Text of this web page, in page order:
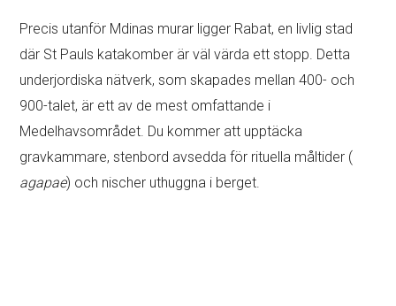
Precis utanför Mdinas murar ligger Rabat, en livlig stad
där St Pauls katakomber är väl värda ett stopp. Detta
underjordiska nätverk, som skapades mellan 400- och
900-talet, är ett av de mest omfattande i
Medelhavsområdet. Du kommer att upptäcka
gravkammare, stenbord avsedda för rituella måltider (
agapae) och nischer uthuggna i berget.